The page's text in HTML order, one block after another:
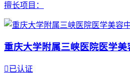
擅长项目 ：
重庆大学附属三峡医院医学美
已认证